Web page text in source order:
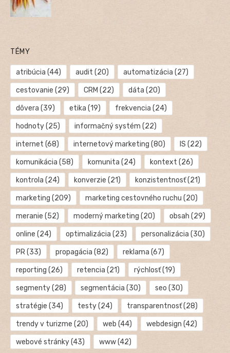
TÉMY
atribúcia (44) audit (20) automatizácia (27)
cestovanie (29) CRM (22) dáta (20)
dôvera (39) etika (19) frekvencia (24)
hodnoty(25) informačný systém (22)
internet (68) internetový marketing (80) IS (22)
komunikácia (58) komunita (24) kontext (26)
kontrola (24) konverzie (21) konzistentnosť(21)
marketing (209) marketing cestovného ruchu (20)
meranie (52) moderný marketing (20) obsah (29)
online (24) optimalizácia (23) personalizácia (30)
PR(33) propagácia (82) reklama (67)
reporting (26) retencia (21) rýchlosť(19)
segmenty(28) segmentácia (30) seo (30)
stratégie (34) testy(24) transparentnosť(28)
trendy v turizme (20) web (44) webdesign (42)
webové stránky(43) www(42)